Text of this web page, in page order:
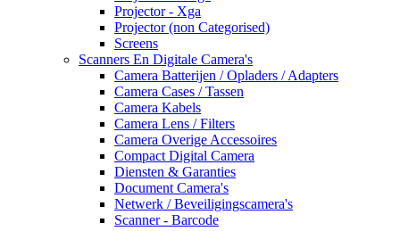
Projector - Xga
Projector (non Categorised)
Screens
Scanners En Digitale Camera's
Camera Batterijen / Opladers / Adapters
Camera Cases / Tassen
Camera Kabels
Camera Lens / Filters
Camera Overige Accessoires
Compact Digital Camera
Diensten & Garanties
Document Camera's
Netwerk / Beveiligingscamera's
Scanner - Barcode